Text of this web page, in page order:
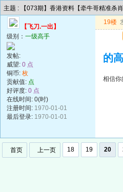
主题 : 【073期】香港资料【牵牛哥精准杀
【飞刀.一出】
级别： 一级高手
发帖:
威望: 0 点
铜币: 枚
贡献值: 点
好评度: 0 点
在线时间: 0(时)
注册时间: 1970-01-01
最后登录: 1970-01-01
19楼
的
相信你
首页 上一页 18 19 20